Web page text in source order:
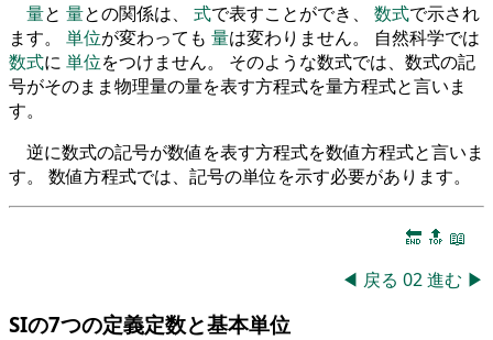
量と 量との関係は、 式で表すことができ、 数式で示され
ます。 単位が変わっても 量は変わりません。 自然科学では
数式に 単位をつけません。 そのような数式では、数式の記
号がそのまま物理量の量を表す方程式を量方程式と言いま
す。
逆に数式の記号が数値を表す方程式を数値方程式と言いま
す。 数値方程式では、記号の単位を示す必要があります。
🔚 🔝 📖
◀ 戻る 02進む ▶
SIの7つの定義定数と基本単位